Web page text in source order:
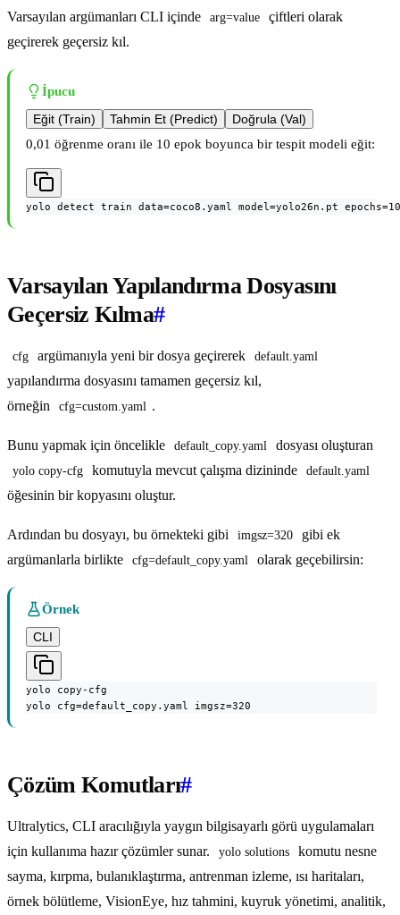
Varsayılan argümanları CLI içinde arg=value
çiftleri olarak
geçirerek geçersiz kıl.
İpucu
Eğit (Train)
Tahmin Et (Predict)
Doğrula (Val)
0,01 öğrenme oranı ile 10 epok boyunca bir tespit modeli eğit:
yolo detect train data=coco8.yaml model=yolo26n.pt
Varsayılan Yapılandırma Dosyasını
Geçersiz Kılma#
cfg argümanıyla yeni bir dosya geçirerek default.yaml
yapılandırma dosyasını tamamen geçersiz kıl,
örneğin
cfg=custom.yaml .
Bunu yapmak için öncelikle default_copy.yaml dosyası oluşturan
yolo copy-cfg komutuyla mevcut çalışma dizininde default.yaml
öğesinin bir kopyasını oluştur.
Ardından bu dosyayı, bu örnekteki gibi imgsz=320
gibi ek
argümanlarla birlikte
cfg=default_copy.yaml olarak geçebilirsin:
Örnek
CLI
yolo copy-cfg
yolo cfg=default_copy.yaml imgsz=320
Çözüm Komutları#
Ultralytics, CLI aracılığıyla yaygın bilgisayarlı görü uygulamaları
için kullanıma hazır çözümler sunar.
yolo solutions
komutu nesne
sayma, kırpma, bulanıklaştırma, antrenman izleme, ısı haritaları,
örnek bölütleme, VisionEye, hız tahmini, kuyruk yönetimi, analitik,